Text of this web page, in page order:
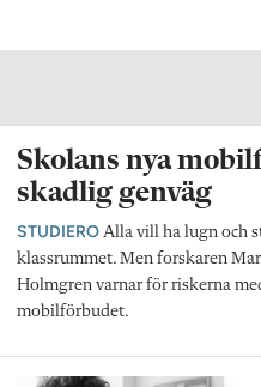
Skolans nya
skadlig genväg
STUDIERO Alla vill ha lugn och
klassrummet. Men forskaren
Holmgren varnar för riskerna
mobilförbudet.